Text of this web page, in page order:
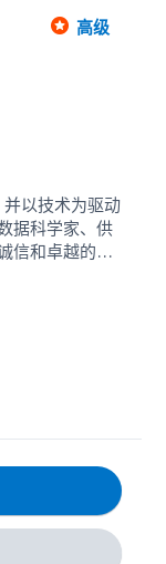
高级
以技术为驱动
据科学家、供
信和卓越的运